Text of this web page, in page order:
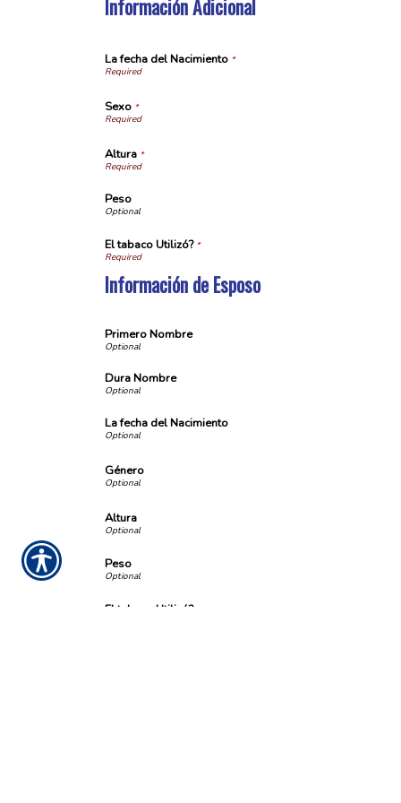
Información Adicional
La fecha del Nacimiento *
Sexo *
Altura *
Peso
El tabaco Utilizó? *
Información de Esposo
Primero Nombre
Dura Nombre
La fecha del Nacimiento
Género
Altura
Peso
El tabaco Utilizó?